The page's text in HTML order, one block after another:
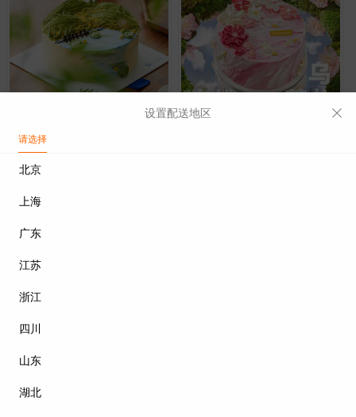
皇家巧克力蛋糕（6寸）·
￥219
设置配送地区
请选择
北京
上海
广东
江苏
浙江
四川
山东
湖北